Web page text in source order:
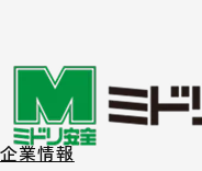
企業情報